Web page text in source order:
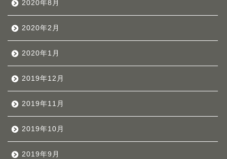
2020年8月
2020年2月
2020年1月
2019年12月
2019年11月
2019年10月
2019年9月